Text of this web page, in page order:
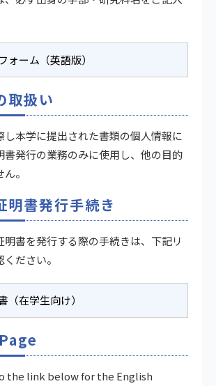
ォーム（英語版）
取扱い
し本学に提出された書類の個人情報に
書発行の業務のみに使用し、他の目的
。
明書発行手続き
明書を発行する際の手続きは、下記リ
ださい。
（在学生向け）
the link below for the English